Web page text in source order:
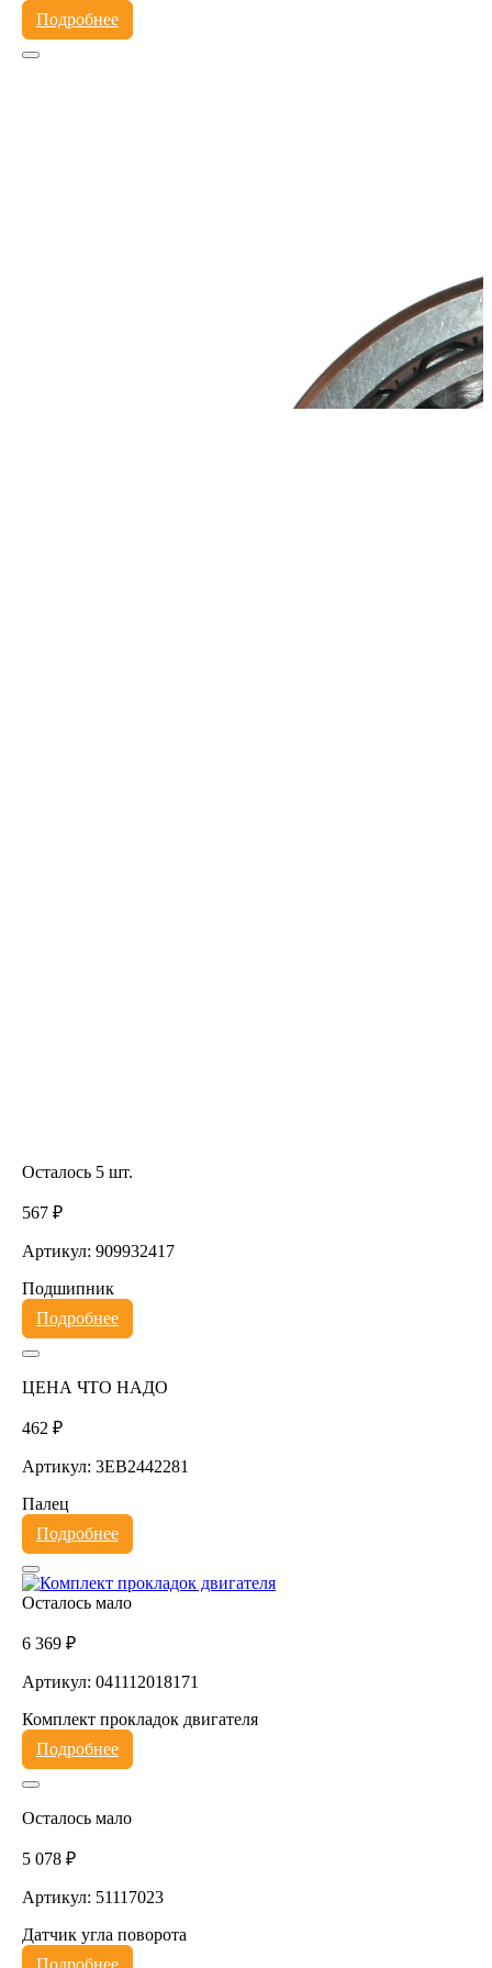
Подробнее
Осталось 5 шт.
567 ₽
Артикул: 909932417
Подшипник
Подробнее
ЦЕНА ЧТО НАДО
462 ₽
Артикул: 3EB2442281
Палец
Подробнее
Осталось мало
6 369 ₽
Артикул: 041112018171
Комплект прокладок двигателя
Подробнее
Осталось мало
5 078 ₽
Артикул: 51117023
Датчик угла поворота
Подробнее